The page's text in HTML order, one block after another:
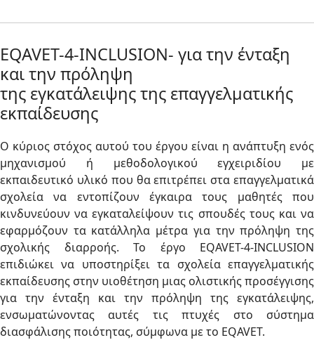
EQAVET-4-INCLUSION- για την ένταξη
και την πρόληψη
της εγκατάλειψης της επαγγελματικής
εκπαίδευσης
Ο κύριος στόχος αυτού του έργου είναι η ανάπτυξη ενός
μηχανισμού ή μεθοδολογικού εγχειριδίου με
εκπαιδευτικό υλικό που θα επιτρέπει στα επαγγελματικά
σχολεία να εντοπίζουν έγκαιρα τους μαθητές που
κινδυνεύουν να εγκαταλείψουν τις σπουδές τους και να
εφαρμόζουν τα κατάλληλα μέτρα για την πρόληψη της
σχολικής διαρροής. Το έργο EQAVET-4-INCLUSION
επιδιώκει να υποστηρίξει τα σχολεία επαγγελματικής
εκπαίδευσης στην υιοθέτηση μιας ολιστικής προσέγγισης
για την ένταξη και την πρόληψη της εγκατάλειψης,
ενσωματώνοντας αυτές τις πτυχές στο σύστημα
διασφάλισης ποιότητας, σύμφωνα με το EQAVET.